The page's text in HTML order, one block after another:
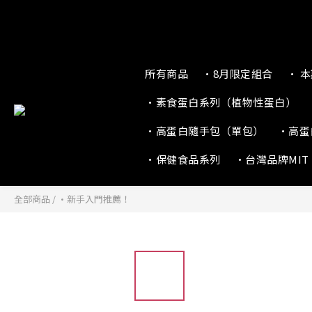
所有商品 •8月限定組合
•
•素食蛋白系列（植物性蛋白）
•高蛋白隨手包（單包）
•高
•保健食品系列
•台灣品牌MIT
全部商品 / •新手入門推薦！